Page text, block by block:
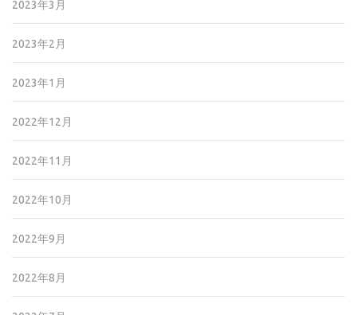
2023年3月
2023年2月
2023年1月
2022年12月
2022年11月
2022年10月
2022年9月
2022年8月